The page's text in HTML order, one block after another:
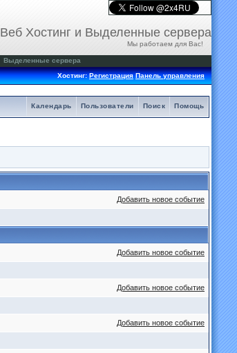
Веб Хостинг и Выделенные сервера
Мы работаем для Вас!
Выделенные сервера
Хостинг:Регистрация Панель управления
Помощь
Поиск
Пользователи
Календарь
Добавить новое событие
Добавить новое событие
Добавить новое событие
Добавить новое событие